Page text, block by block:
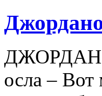
ДЖОРДАНО
осла –